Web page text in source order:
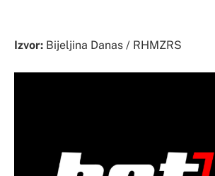
Izvor: Bijeljina Danas / RHMZRS